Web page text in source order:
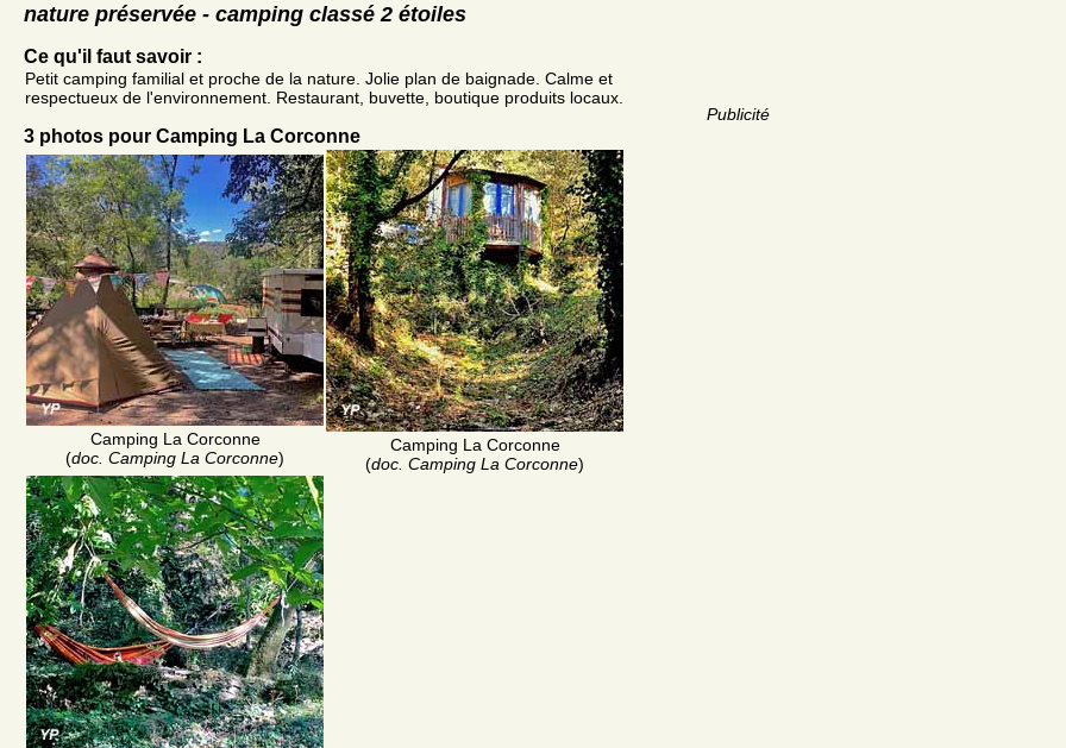
Publicité
nature préservée - camping classé 2 étoiles
Ce qu'il faut savoir :
Petit camping familial et proche de la nature. Jolie plan de baignade. Calme et
respectueux de l'environnement. Restaurant, buvette, boutique produits locaux.
3 photos pour Camping La Corconne
Camping La Corconne
(doc. Camping La Corconne)
Camping La Corconne
(doc. Camping La Corconne)